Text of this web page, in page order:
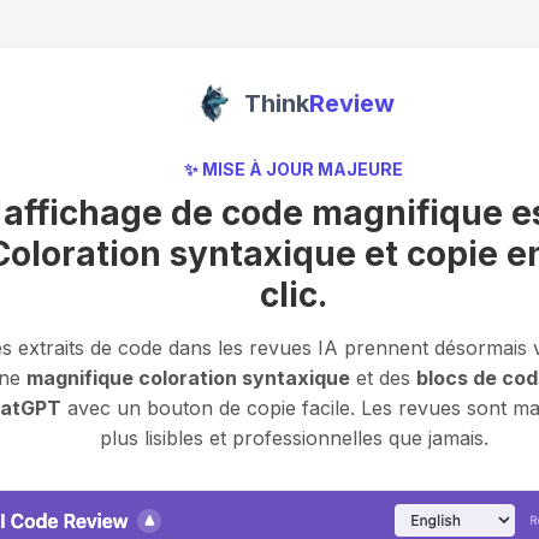
ThinkReview
✨ MISE À JOUR MAJEURE
de code magnifique
syntaxique et copie
clic.
extraits de code dans les revues IA prennent désormais
magnifique coloration syntaxiqueet des blocs de
avec un bouton de copie facile. Les revues sont
plus lisibles et professionnelles que jamais.